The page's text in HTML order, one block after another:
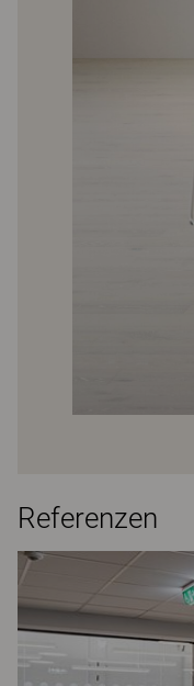
Referenzen